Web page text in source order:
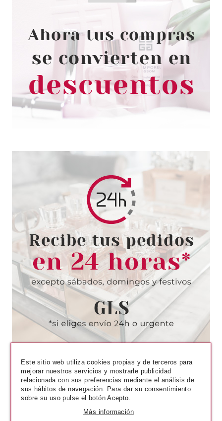
ANNE MOLLER
ANNE MOLLER CLEAN UP
REVITALIZING WATER TONER
400 ML
Pvr 28.00€
-41%
desde
16.50€
FRESH FEEL
FRESH FEEL TONICO FACIAL
200 ML
Pvr 1.70€
-38%
desde
1.05€
Este sitio web utiliza cookies propias y de terceros para
mejorar nuestros servicios y mostrarle publicidad
relacionada con sus preferencias mediante el análisis de
sus hábitos de navegación. Para dar su consentimiento
sobre su uso pulse el botón Acepto.
Más información